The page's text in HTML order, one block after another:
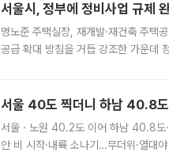
서울시, 정부에 정비사업 규제
명노준 주택실장, 재개발·재건축 주택
공급 확대 방침을 거듭 강조한 가운데
서울 40도 찍더니 하남 40.8
서울ㆍ노원 40.2도 이어 하남 40.8도
안 비 시작·내륙 소나기…무더위·열대